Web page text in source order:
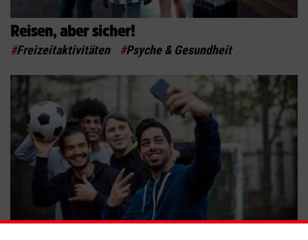
Reisen, aber sicher!
#Freizeitaktivitäten #Psyche & Gesundheit